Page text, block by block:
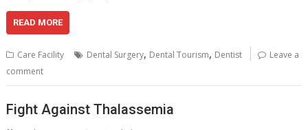
READ MORE
Care Facility Dental Surgery, Dental Tourism, Dentist
Leave a
comment
Fight Against Thalassemia